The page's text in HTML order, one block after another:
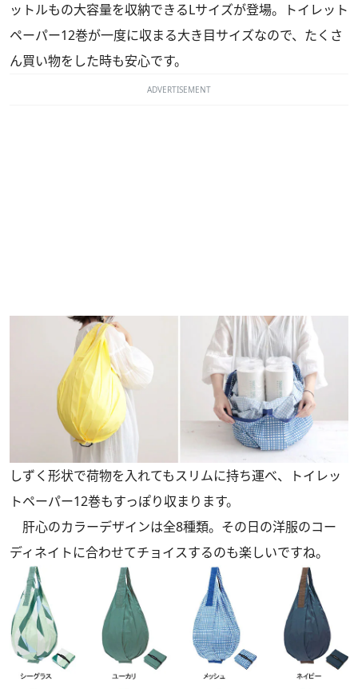
ットルもの大容量を収納できるLサイズが登場。トイレット
ペーパー12巻が一度に収まる大き目サイズなので、たくさ
ん買い物をした時も安心です。
ADVERTISEMENT
しずく形状で荷物を入れてもスリムに持ち運べ、トイレッ
トペーパー12巻もすっぽり収まります。
肝心のカラーデザインは全8種類。その日の洋服のコー
ディネイトに合わせてチョイスするのも楽しいですね。